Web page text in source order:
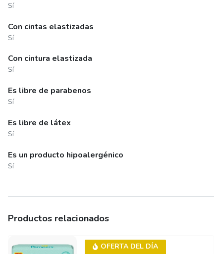
Sí
Con cintas elastizadas
Sí
Con cintura elastizada
Sí
Es libre de parabenos
Sí
Es libre de látex
Sí
Es un producto hipoalergénico
Sí
Productos relacionados
OFERTA DEL DÍA